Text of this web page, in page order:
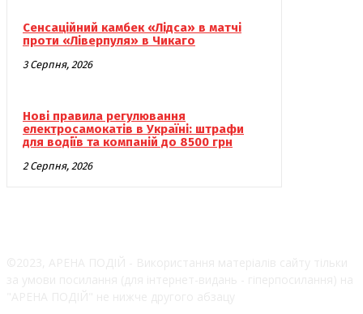
Сенсаційний камбек «Лідса» в матчі
проти «Ліверпуля» в Чикаго
3 Серпня, 2026
Нові правила регулювання
електросамокатів в Україні: штрафи
для водіїв та компаній до 8500 грн
2 Серпня, 2026